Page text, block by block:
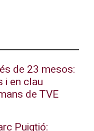
de 23 mesos:
i en clau
de TVE
Puigtió: